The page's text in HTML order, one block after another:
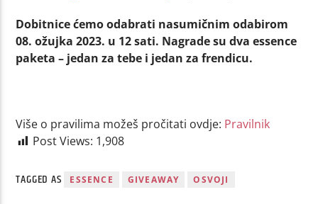
Dobitnice ćemo odabrati nasumičnim odabirom
08. ožujka 2023. u 12 sati. Nagrade su dva essence
paketa – jedan za tebe i jedan za frendicu.
Više o pravilima možeš pročitati ovdje: Pravilnik
Post Views: 1,908
TAGGED AS ESSENCE GIVEAWAY OSVOJI